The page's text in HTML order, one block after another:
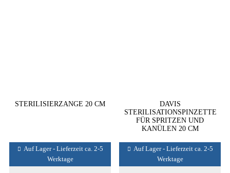
STERILISIERZANGE 20 CM
Auf Lager - Lieferzeit ca. 2-5
Werktage
DAVIS
STERILISATIONSPINZETTE
FÜR SPRITZEN UND
KANÜLEN 20 CM
Auf Lager - Lieferzeit ca. 2-5
Werktage